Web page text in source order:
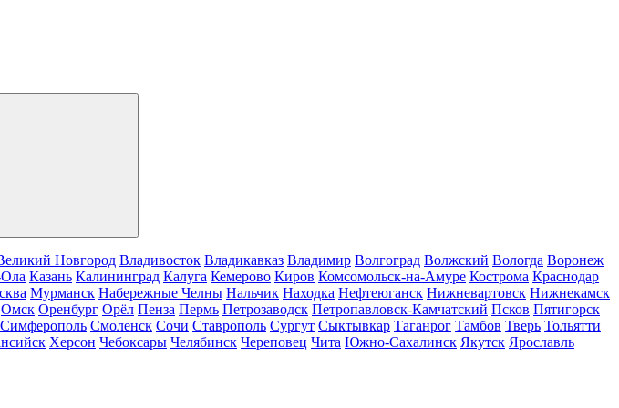
Новгород Владивосток Владикавказ Владимир Волгоград Волжский Вологда Воронеж
Казань Калининград Калуга Кемерово Киров Комсомольск-на-Амуре Кострома Краснодар
Мурманск Набережные Челны Нальчик Находка Нефтеюганск Нижневартовск Нижнекамск
Омск Оренбург Орёл Пенза Пермь Петрозаводск Петропавловск-Камчатский Псков Пятигорск
Симферополь Смоленск Сочи Ставрополь Сургут Сыктывкар Таганрог Тамбов Тверь Тольятти
Херсон Чебоксары Челябинск Череповец Чита Южно-Сахалинск Якутск Ярославль